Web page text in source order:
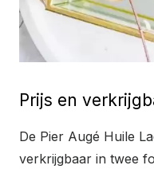
Prijs en
De Pier Augé Huile
verkrijgbaar in twee